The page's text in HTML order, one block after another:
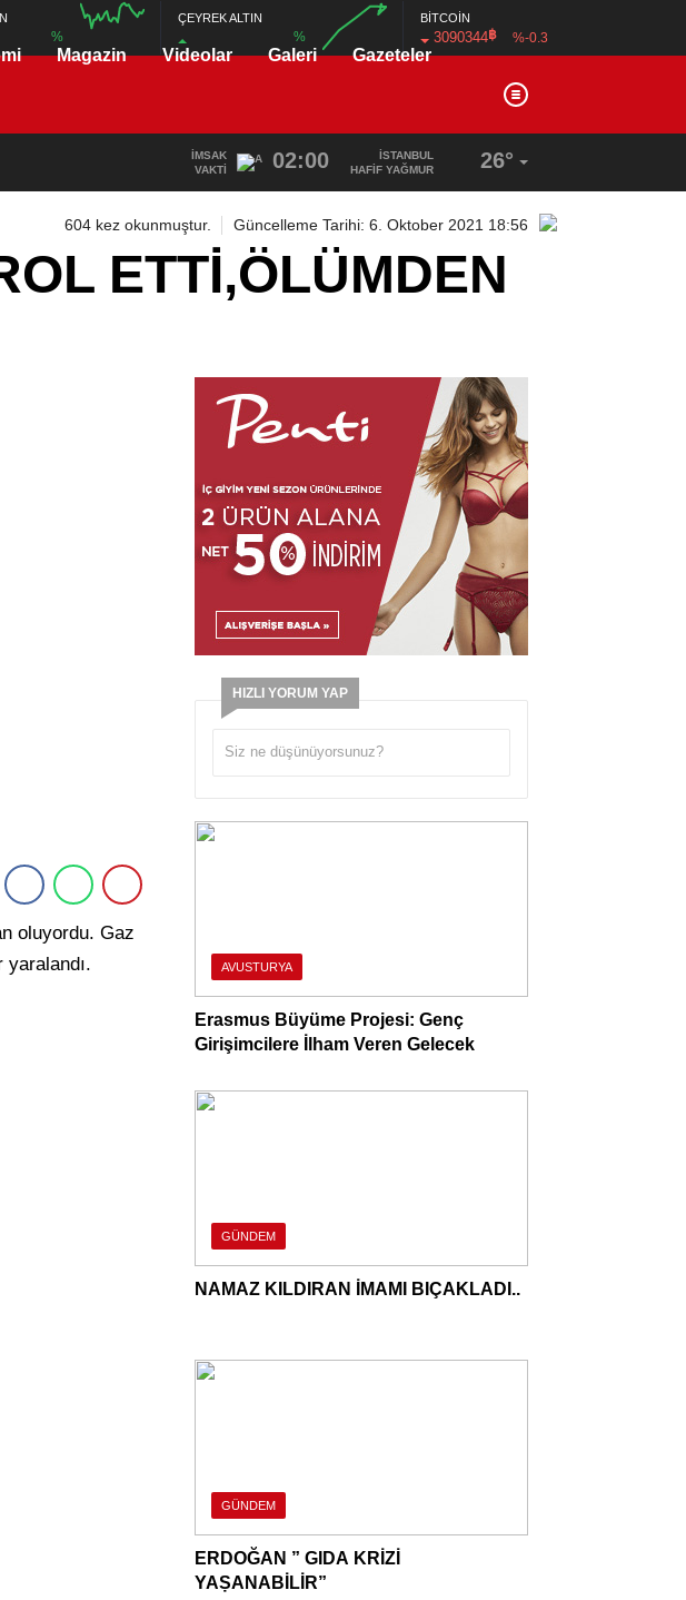
%
ÇEYREK ALTIN
%
BİTCOİN
3090344฿ %-0.3
Magazin Videolar Galeri Gazeteler
İMSAK
VAKTI
02:00
İSTANBUL
HAFİF YAĞMUR
26°
604 kez okunmuştur. Güncelleme Tarihi: 6. Oktober 2021 18:56
ETTİ,ÖLÜMDEN
oluyordu. Gaz
yaralandı.
HIZLI YORUM YAP
AVUSTURYA
Erasmus Büyüme Projesi: Genç
Girişimcilere İlham Veren Gelecek
GÜNDEM
NAMAZ KILDIRAN İMAMI BIÇAKLADI..
GÜNDEM
ERDOĞAN ” GIDA KRİZİ
YAṢANABİLİR”